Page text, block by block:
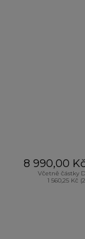
8 990,00
Včetně částky
1 560,25 Kč